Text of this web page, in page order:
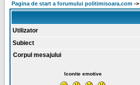
Pagina de start a forumului politimisoara.com ->
Utilizator
Subiect
Corpul mesajului
Iconite emotive